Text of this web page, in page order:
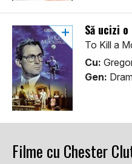
Să ucizi
To Kill a
Cu:
Gen:
Filme cu Chester